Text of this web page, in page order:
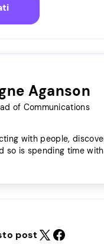
Aganson
of Communications
with people,
so is spending time
post